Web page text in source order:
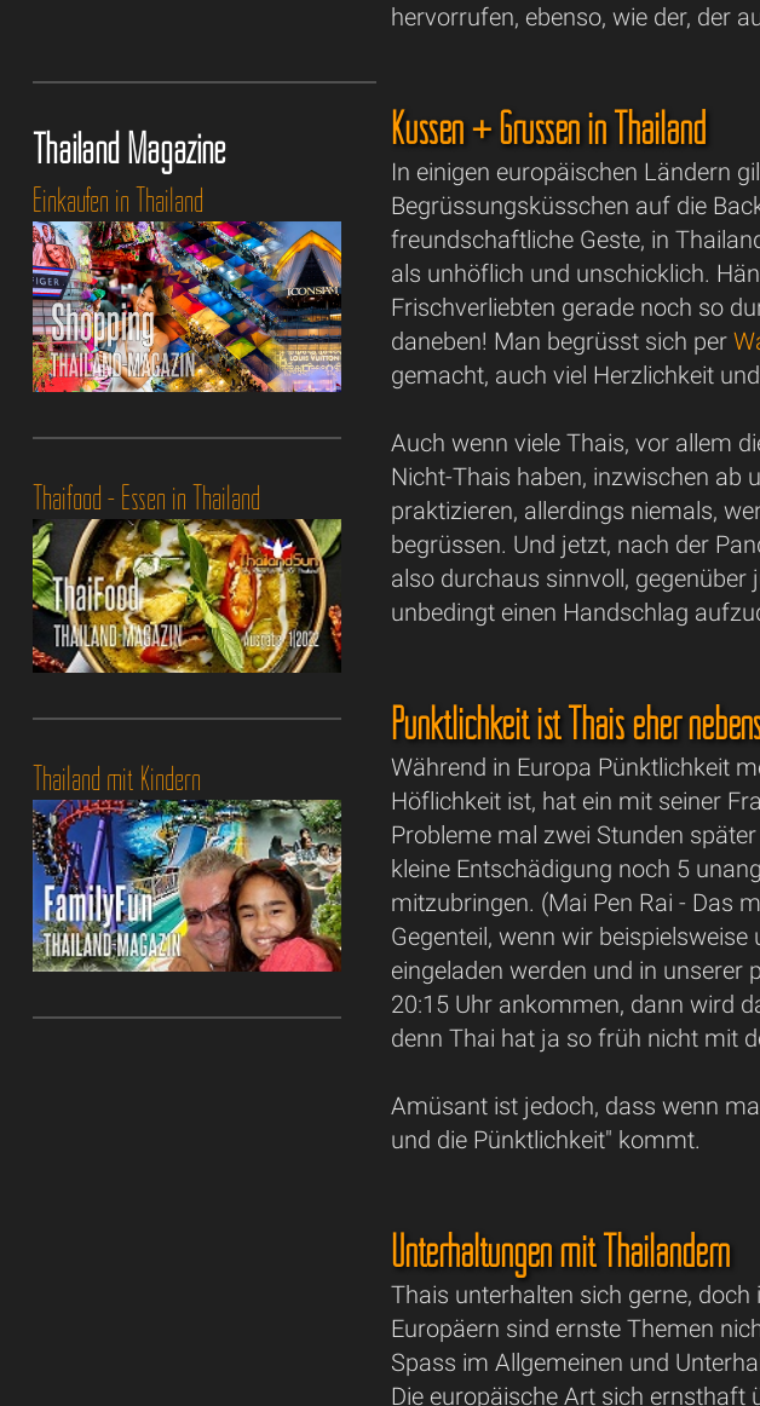
hervorrufen, ebenso, wie der, der
Küssen + Grüssen in Thailand
In einigen europäischen Ländern
Begrüssungsküsschen auf die
freundschaftliche Geste, in
als unhöflich und unschicklich.
Frischverliebten gerade noch so
daneben! Man begrüsst sich per
gemacht, auch viel Herzlichkeit
Auch wenn viele Thais, vor allem
Nicht-Thais haben, inzwischen ab
praktizieren, allerdings niemals,
begrüssen. Und jetzt, nach der
also durchaus sinnvoll,
unbedingt einen Handschlag
Pünktlichkeit ist Thais eher
Während in Europa Pünktlichkeit
Höflichkeit ist, hat ein mit seiner
Probleme mal zwei Stunden
kleine Entschädigung noch 5
mitzubringen. (Mai Pen Rai - Das
Gegenteil, wenn wir
eingeladen werden und in unserer
20:15 Uhr ankommen, dann wird
denn Thai hat ja so früh nicht mit
Amüsant ist jedoch, dass wenn
und die Pünktlichkeit" kommt.
Unterhaltungen mit Thailändern
Thais unterhalten sich gerne,
Europäern sind ernste Themen
Spass im Allgemeinen und
Die europäische Art sich ernsthaft
Thailand Magazine
Einkaufen in Thailand
Thaifood - Essen in Thailand
Thailand mit Kindern